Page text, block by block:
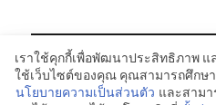
เราใช้คุกกี้เพื่อพัฒนาประสิทธิภาพ
ใช้เว็บไซต์ของคุณ คุณสามารถศึกษา
นโยบายความเป็นส่วนตัว และสาม